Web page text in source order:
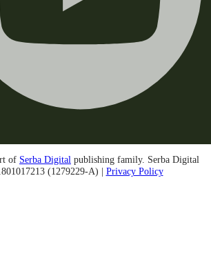
of Serba Digital publishing family. Serba Digital
(1279229-A) | Privacy Policy